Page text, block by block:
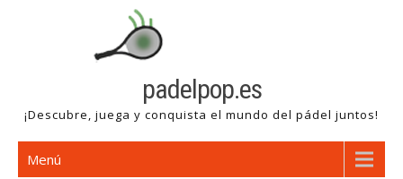
padelpop.es
¡Descubre, juega y conquista el mundo del pádel juntos!
Menú